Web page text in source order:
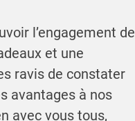
l’engagement de
et une
ravis de constater
avantages à nos
avec vous tous,